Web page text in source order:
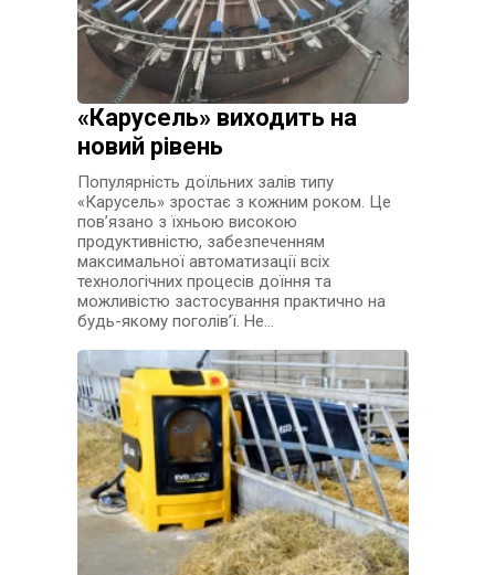
«Карусель» виходить на
новий рівень
Популярність доїльних залів типу
«Карусель» зростає з кожним роком. Це
пов’язано з їхньою високою
продуктивністю, забезпеченням
максимальної автоматизації всіх
технологічних процесів доїння та
можливістю застосування практично на
будь-якому поголів’ї. Не…